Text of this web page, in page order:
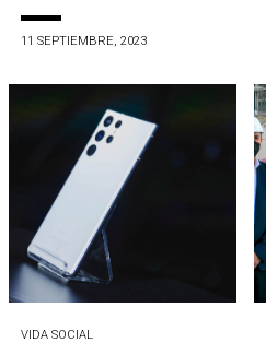
11 SEPTIEMBRE, 2023
VIDA SOCIAL